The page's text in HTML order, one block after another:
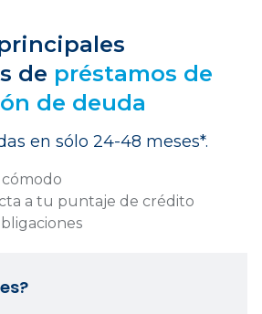
de préstamos de
de deuda
en sólo 24-48 meses*.
a tu puntaje de crédito